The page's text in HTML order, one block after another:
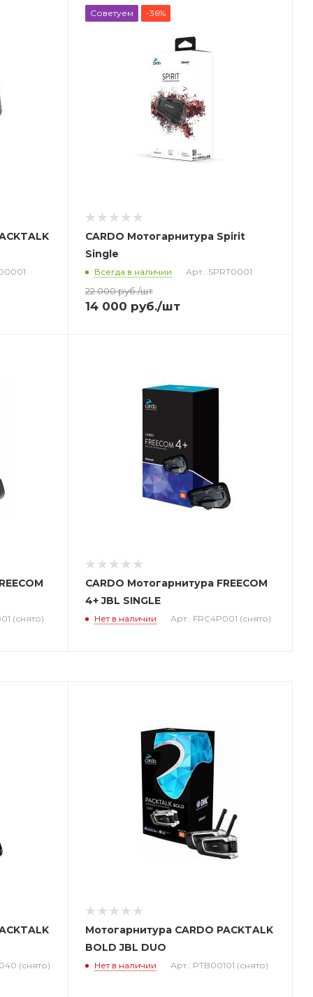
Советуем -36%
CARDO Мотогарнитура Spirit
Single
Всегда в наличии Арт.: SPRT0001
22 000руб./шт
14 000 руб./шт
(снято)
CARDO Мотогарнитура FREECOM
4+ JBL SINGLE
Нет в наличии Арт.: FRC4P001 (снято)
(снято)
Мотогарнитура CARDO PACKTALK
BOLD JBL DUO
Нет в наличии Арт.: PTB00101 (снято)